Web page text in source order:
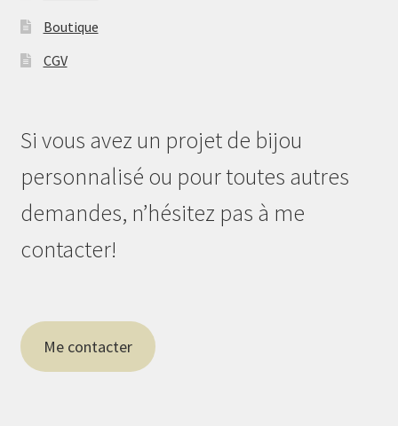
Boutique
CGV
Si vous avez un projet de bijou
personnalisé ou pour toutes autres
demandes, n’hésitez pas à me
contacter!
Me contacter